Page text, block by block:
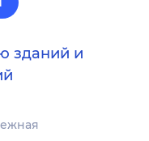
зданий и